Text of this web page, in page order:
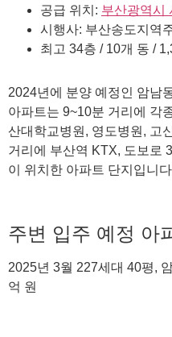
공급 위치: 부산광역시
시행사: 부산송도지역
최고 34층 / 10개 동 /
2024년에 분양 예정인 암남
아파트는 9~10분 거리에 각
산대학교병원, 영도병원, 고
거리에 부산역 KTX, 도보로
이 위치한 아파트 단지입니
주변 입주 예정 아
2025년 3월 227세대 40평,
억 원